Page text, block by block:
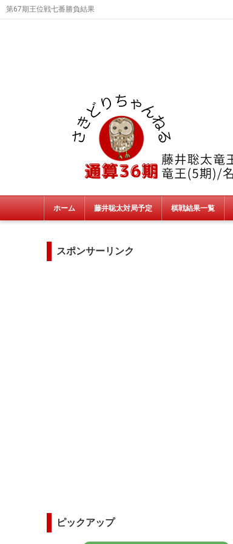
第67期王位戦七番勝負結果
ホーム 藤井聡太対局予定 棋戦結果一覧
スポンサーリンク
ピックアップ